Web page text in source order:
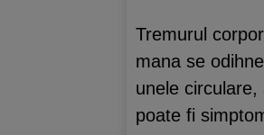
Tremurul
mana se
unele
poate fi